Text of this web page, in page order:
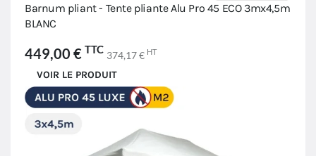
Barnum pliant - Tente pliante Alu Pro 45 ECO 3mx4,5m
BLANC
449,00 € TTC 374,17 € HT
VOIR LE PRODUIT